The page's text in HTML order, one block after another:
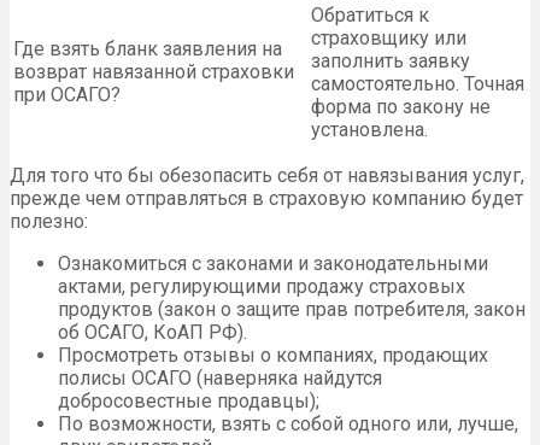
Где взять бланк заявления на
возврат навязанной страховки
при ОСАГО?
Обратиться к
страховщику или
заполнить заявку
самостоятельно. Точная
форма по закону не
установлена.
Для того что бы обезопасить себя от навязывания услуг,
прежде чем отправляться в страховую компанию будет
полезно:
Ознакомиться с законами и законодательными
актами, регулирующими продажу страховых
продуктов (закон о защите прав потребителя, закон
об ОСАГО, КоАП РФ).
Просмотреть отзывы о компаниях, продающих
полисы ОСАГО (наверняка найдутся
добросовестные продавцы);
По возможности, взять с собой одного или, лучше,